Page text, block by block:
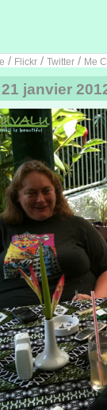
/ Flickr / Twitter / Me
janvier